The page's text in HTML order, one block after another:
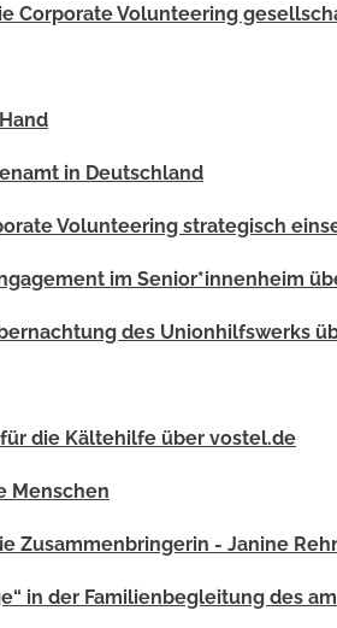
Corporate Volunteering
in Deutschland
Volunteering strategisch
im Senior*innenheim
des Unionhilfswerks
die Kältehilfe über vostel.de
Menschen
Zusammenbringerin - Janine
in der Familienbegleitung des